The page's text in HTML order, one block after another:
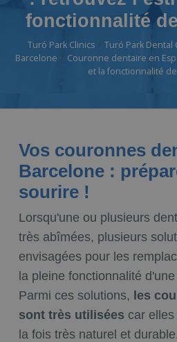
fonctionnalité
Turó Park Clinics
Turó Park Dental
Barcelone
Couronne dentaire en
et la fonctionnalité
Vos couronnes
Barcelone :
sourire !
Lorsqu'une ou plusieurs
très abîmées, plusieurs
envisagées pour les
la pleine fonctionnalité
Parmi ces solutions, les
sont très utilisées car
la fois très naturel et